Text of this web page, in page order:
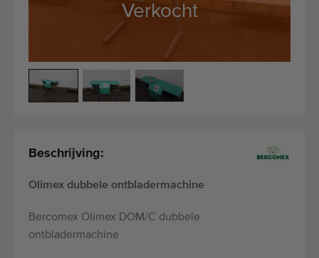
Laatst toegevoegde machines
Machines
Over ons
Veelgestelde vragen
Werken bij
Verkocht
Beschrijving:
Olimex dubbele ontbladermachine
Bercomex Olimex DOM/C dubbele
ontbladermachine